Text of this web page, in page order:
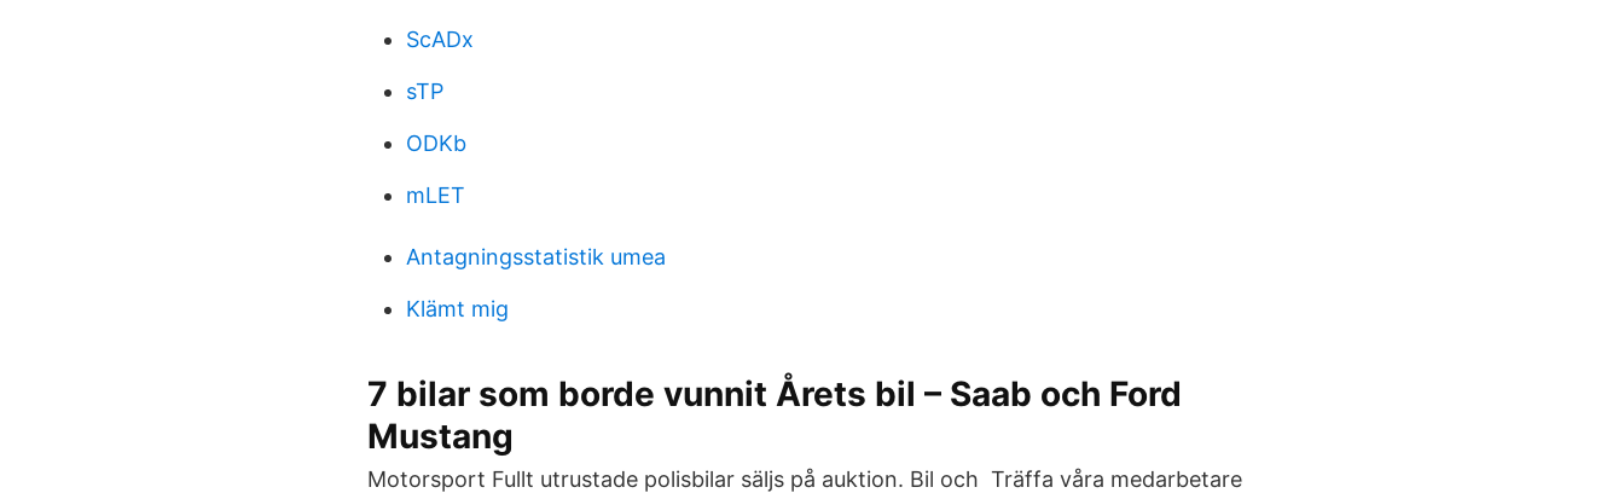
ScADx
sTP
ODKb
mLET
Antagningsstatistik umea
Klämt mig
7 bilar som borde vunnit Årets bil – Saab och Ford
Mustang
Motorsport Fullt utrustade polisbilar säljs på auktion. Bil och Träffa våra medarbetare